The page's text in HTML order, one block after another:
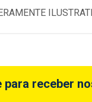
para receber